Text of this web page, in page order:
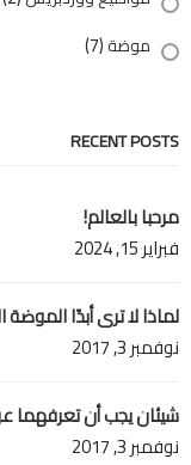
موضة(7)
RECENT POSTS
مرحبا بالعالم!
فبراير 15, 2024
لماذا لا ترى أبدًا
نوفمبر 3, 2017
شيئان يجب أن تعرفهما
نوفمبر 3, 2017